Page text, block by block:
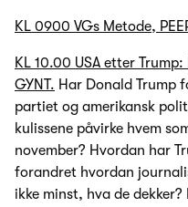
KL 0900 VGs Metode,
KL 10.00 USA etter
GYNT. Har Donald Trump
partiet og amerikansk
kulissene påvirke hvem
november? Hvordan har
forandret hvordan
ikke minst, hva de